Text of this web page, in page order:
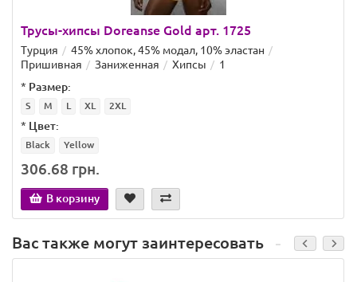
Трусы-хипсы Doreanse Gold арт. 1725
Турция
45% хлопок, 45% модал, 10% эластан
Пришивная
Заниженная Хипсы
1
* Размер:
S M L XL 2XL
* Цвет:
Black Yellow
306.68 грн.
В корзину
Вас также могут заинтересовать